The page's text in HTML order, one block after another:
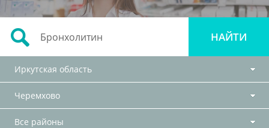
Иркутская область
Черемхово
Все районы